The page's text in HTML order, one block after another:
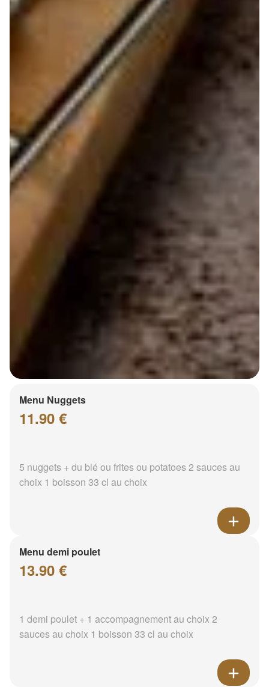
Menu Nuggets
11.90 €
5 nuggets + du blé ou frites ou potatoes 2 sauces au
choix 1 boisson 33 cl au choix
Menu demi poulet
13.90 €
1 demi poulet + 1 accompagnement au choix 2
sauces au choix 1 boisson 33 cl au choix